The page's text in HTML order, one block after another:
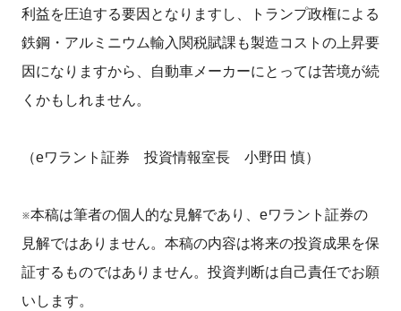
利益を圧迫する要因となりますし、トランプ政権による
鉄鋼・アルミニウム輸入関税賦課も製造コストの上昇要
因になりますから、自動車メーカーにとっては苦境が続
くかもしれません。
（eワラント証券 投資情報室長 小野田 慎）
※本稿は筆者の個人的な見解であり、eワラント証券の
見解ではありません。本稿の内容は将来の投資成果を保
証するものではありません。投資判断は自己責任でお願
いします。